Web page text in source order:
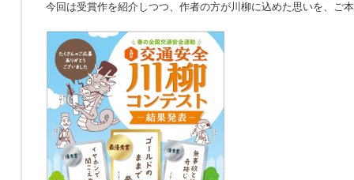
今回は受賞作を紹介しつつ、作者の方が川柳に込めた思いを、ご